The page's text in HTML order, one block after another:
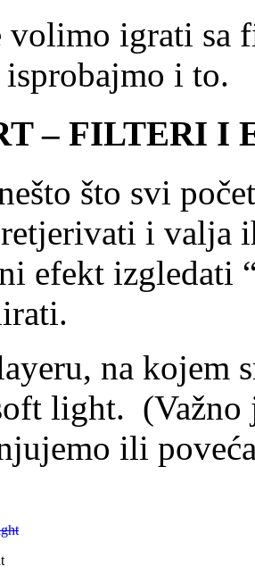
volimo igrati sa
isprobajmo i to.
– FILTERI I
što svi
i
efekt izgledati
na kojem
light. (Važno
ili